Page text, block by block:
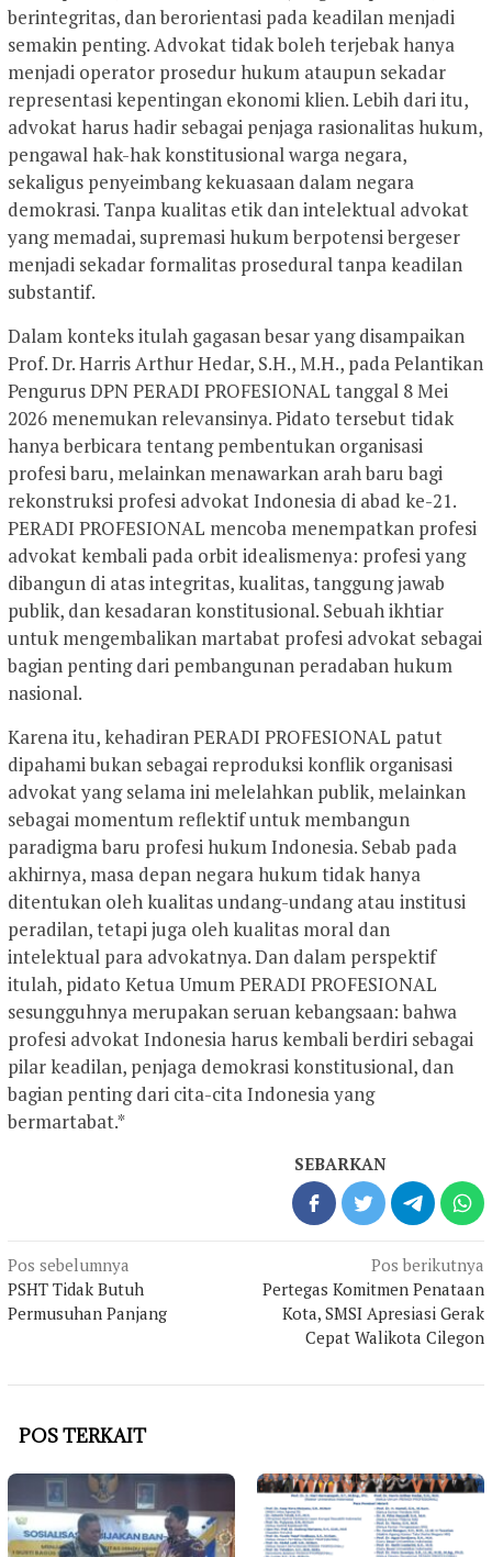
berintegritas, dan berorientasi pada keadilan menjadi
semakin penting. Advokat tidak boleh terjebak hanya
menjadi operator prosedur hukum ataupun sekadar
representasi kepentingan ekonomi klien. Lebih dari itu,
advokat harus hadir sebagai penjaga rasionalitas hukum,
pengawal hak-hak konstitusional warga negara,
sekaligus penyeimbang kekuasaan dalam negara
demokrasi. Tanpa kualitas etik dan intelektual advokat
yang memadai, supremasi hukum berpotensi bergeser
menjadi sekadar formalitas prosedural tanpa keadilan
substantif.
Dalam konteks itulah gagasan besar yang disampaikan
Prof. Dr. Harris Arthur Hedar, S.H., M.H., pada Pelantikan
Pengurus DPN PERADI PROFESIONAL tanggal 8 Mei
2026 menemukan relevansinya. Pidato tersebut tidak
hanya berbicara tentang pembentukan organisasi
profesi baru, melainkan menawarkan arah baru bagi
rekonstruksi profesi advokat Indonesia di abad ke-21.
PERADI PROFESIONAL mencoba menempatkan profesi
advokat kembali pada orbit idealismenya: profesi yang
dibangun di atas integritas, kualitas, tanggung jawab
publik, dan kesadaran konstitusional. Sebuah ikhtiar
untuk mengembalikan martabat profesi advokat sebagai
bagian penting dari pembangunan peradaban hukum
nasional.
Karena itu, kehadiran PERADI PROFESIONAL patut
dipahami bukan sebagai reproduksi konflik organisasi
advokat yang selama ini melelahkan publik, melainkan
sebagai momentum reflektif untuk membangun
paradigma baru profesi hukum Indonesia. Sebab pada
akhirnya, masa depan negara hukum tidak hanya
ditentukan oleh kualitas undang-undang atau institusi
peradilan, tetapi juga oleh kualitas moral dan
intelektual para advokatnya. Dan dalam perspektif
itulah, pidato Ketua Umum PERADI PROFESIONAL
sesungguhnya merupakan seruan kebangsaan: bahwa
profesi advokat Indonesia harus kembali berdiri sebagai
pilar keadilan, penjaga demokrasi konstitusional, dan
bagian penting dari cita-cita Indonesia yang
bermartabat.*
SEBARKAN
Navigasi
pos
Pos sebelumnya
PSHT Tidak Butuh
Permusuhan Panjang
Pos berikutnya
Pertegas Komitmen Penataan
Kota, SMSI Apresiasi Gerak
Cepat Walikota Cilegon
POS TERKAIT